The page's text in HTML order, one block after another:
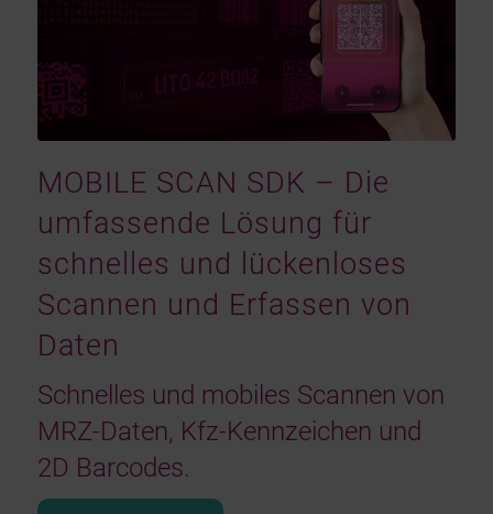
MOBILE SCAN SDK – Die
umfassende Lösung für
schnelles und lückenloses
Scannen und Erfassen von
Daten
Schnelles und mobiles Scannen von
MRZ-Daten, Kfz-Kennzeichen und
2D Barcodes.